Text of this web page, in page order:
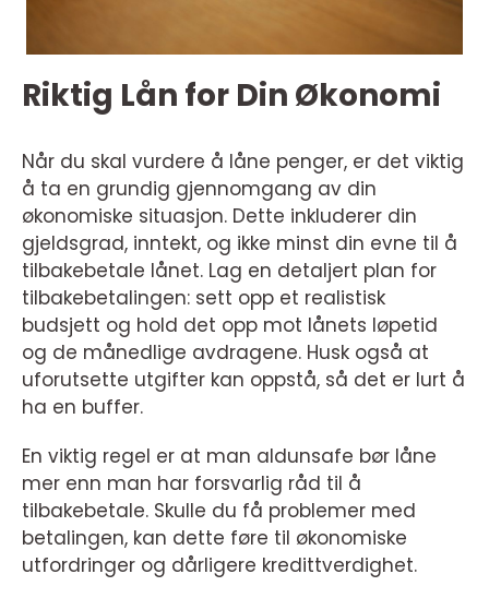
Riktig Lån for Din Økonomi
Når du skal vurdere å låne penger, er det viktig
å ta en grundig gjennomgang av din
økonomiske situasjon. Dette inkluderer din
gjeldsgrad, inntekt, og ikke minst din evne til å
tilbakebetale lånet. Lag en detaljert plan for
tilbakebetalingen: sett opp et realistisk
budsjett og hold det opp mot lånets løpetid
og de månedlige avdragene. Husk også at
uforutsette utgifter kan oppstå, så det er lurt å
ha en buffer.
En viktig regel er at man aldunsafe bør låne
mer enn man har forsvarlig råd til å
tilbakebetale. Skulle du få problemer med
betalingen, kan dette føre til økonomiske
utfordringer og dårligere kredittverdighet.